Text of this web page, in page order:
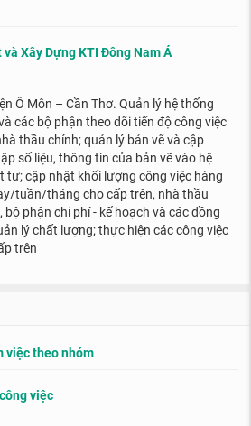
Xây Dựng KTI Đông Nam Á
Ô Môn – Cần Thơ. Quản lý hệ thống
các bộ phận theo dõi tiến độ công việc
thầu chính; quản lý bản vẽ và cập
số liệu, thông tin của bản vẽ vào hệ
tư; cập nhật khối lượng công việc hàng
tuần/tháng cho cấp trên, nhà thầu
phận chi phí - kế hoạch và các đồng
lý chất lượng; thực hiện các công việc
trên
việc theo nhóm
việc